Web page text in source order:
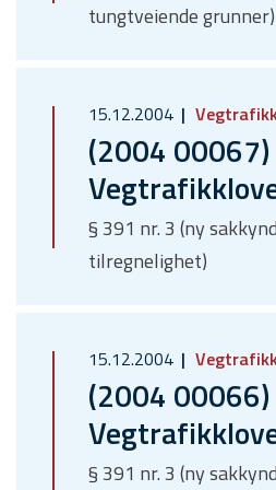
tungtveiende grunner)
15.12.2004
(2004 00067)
§ 391 nr. 3 (ny
tilregnelighet)
15.12.2004
(2004 00066)
§ 391 nr. 3 (ny